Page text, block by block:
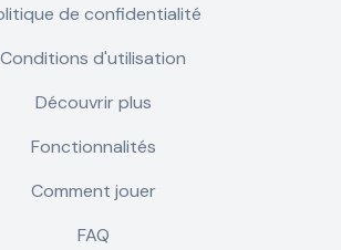
de confidentialité
Conditions d'utilisation
Découvrir plus
Fonctionnalités
Comment jouer
FAQ